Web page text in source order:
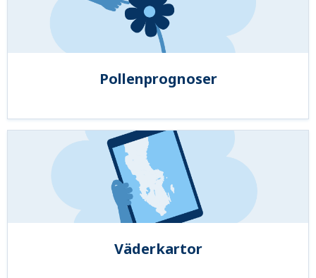
Pollenprognoser
Väderkartor